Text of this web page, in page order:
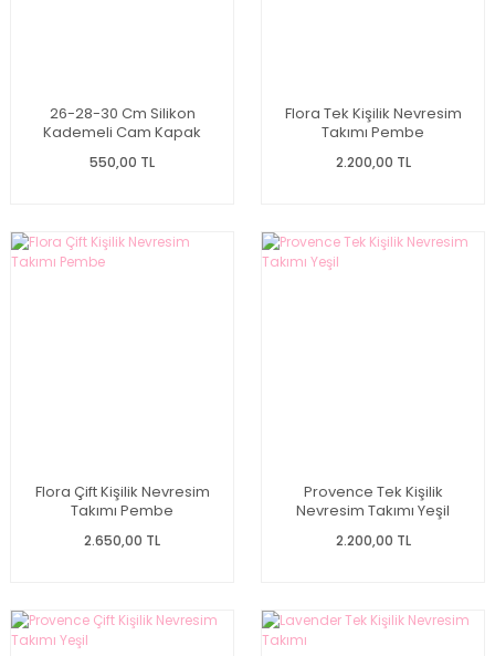
26-28-30 Cm Silikon
Kademeli Cam Kapak
550,00 TL
Flora Tek Kişilik Nevresim
Takımı Pembe
2.200,00 TL
Flora Çift Kişilik Nevresim
Takımı Pembe
2.650,00 TL
Provence Tek Kişilik
Nevresim Takımı Yeşil
2.200,00 TL